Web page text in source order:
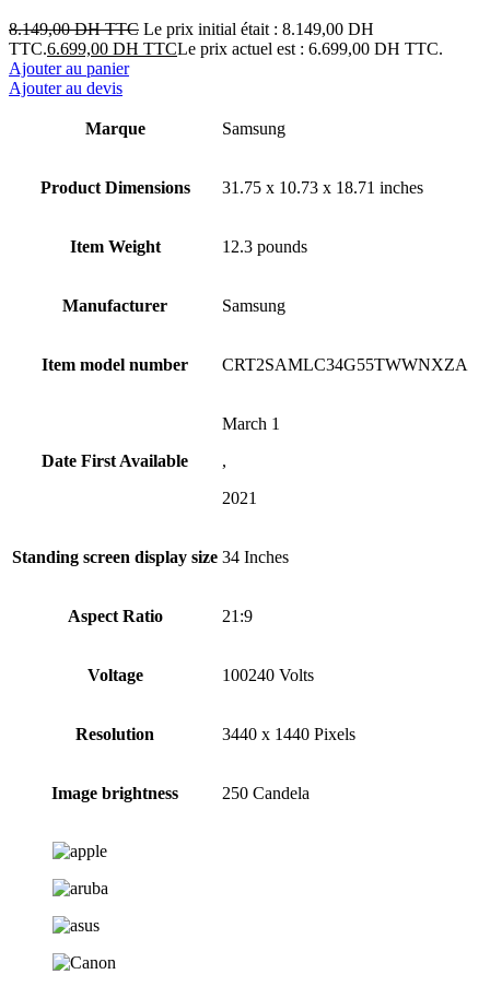
8.149,00DH TTC Le prix initial était : 8.149,00 DH
TTC.6.699,00 DH TTCLe prix actuel est : 6.699,00 DH TTC.
Ajouter au panier
Ajouter au devis
Marque Samsung
Product Dimensions 31.75 x 10.73 x 18.71 inches
Item Weight 12.3 pounds
Manufacturer Samsung
Item model number CRT2SAMLC34G55TWWNXZA
Date First Available
March 1
,
2021
Standing screen display size 34 Inches
Aspect Ratio 21:9
Voltage 100240 Volts
Resolution 3440 x 1440 Pixels
Image brightness 250 Candela